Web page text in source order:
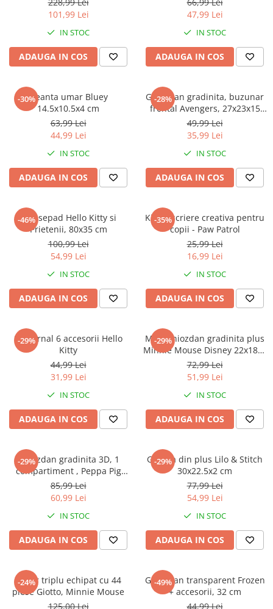
Cry Babies
Wonder Woman
The Grinch
FLAMINGO
Incaltaminte fete
Pantofi fete
Pantofi sport fete
Sandale fete
101,99 Lei
IN STOC
ADAUGA IN COS
47,99 Lei
IN STOC
ADAUGA IN COS
-30%Geanta umar Bluey
14.5x10.5x4 cm
63,99 Lei
44,99 Lei
IN STOC
ADAUGA IN COS
-28%
Ghiozdan gradinita, buzunar
frontal Avengers, 27x23x15
cm
49,99 Lei
35,99 Lei
IN STOC
ADAUGA IN COS
-46%
Mousepad Hello Kitty si
Prietenii, 80x35 cm
100,99 Lei
54,99 Lei
IN STOC
ADAUGA IN COS
-35%
Kit de scriere creativa pentru
copii - Paw Patrol
25,99 Lei
16,99 Lei
IN STOC
ADAUGA IN COS
-29%
Set Jurnal 6 accesorii Hello
Kitty
44,99 Lei
31,99 Lei
IN STOC
ADAUGA IN COS
-29%
Mini Ghiozdan gradinita plus
Minnie Mouse Disney 22x18x8
cm
72,99 Lei
51,99 Lei
IN STOC
ADAUGA IN COS
-29%
Ghiozdan gradinita 3D, 1
compartiment , Peppa Pig
31x25x10 cm
85,99 Lei
60,99 Lei
IN STOC
ADAUGA IN COS
-29%
Geanta din plus Lilo & Stitch
30x22.5x2 cm
77,99 Lei
54,99 Lei
IN STOC
ADAUGA IN COS
-24%
Penar triplu echipat cu 44
piese Giotto, Minnie Mouse
125,00 Lei
-49%
Ghiozdan transparent Frozen
+ accesorii, 32 cm
44,99 Lei